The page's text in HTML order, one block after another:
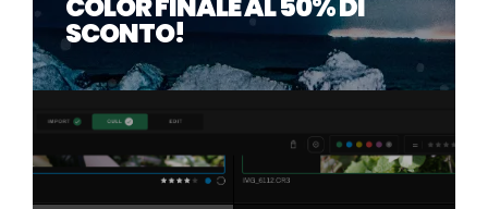
COLOR FINALE AL 50% DI
SCONTO!